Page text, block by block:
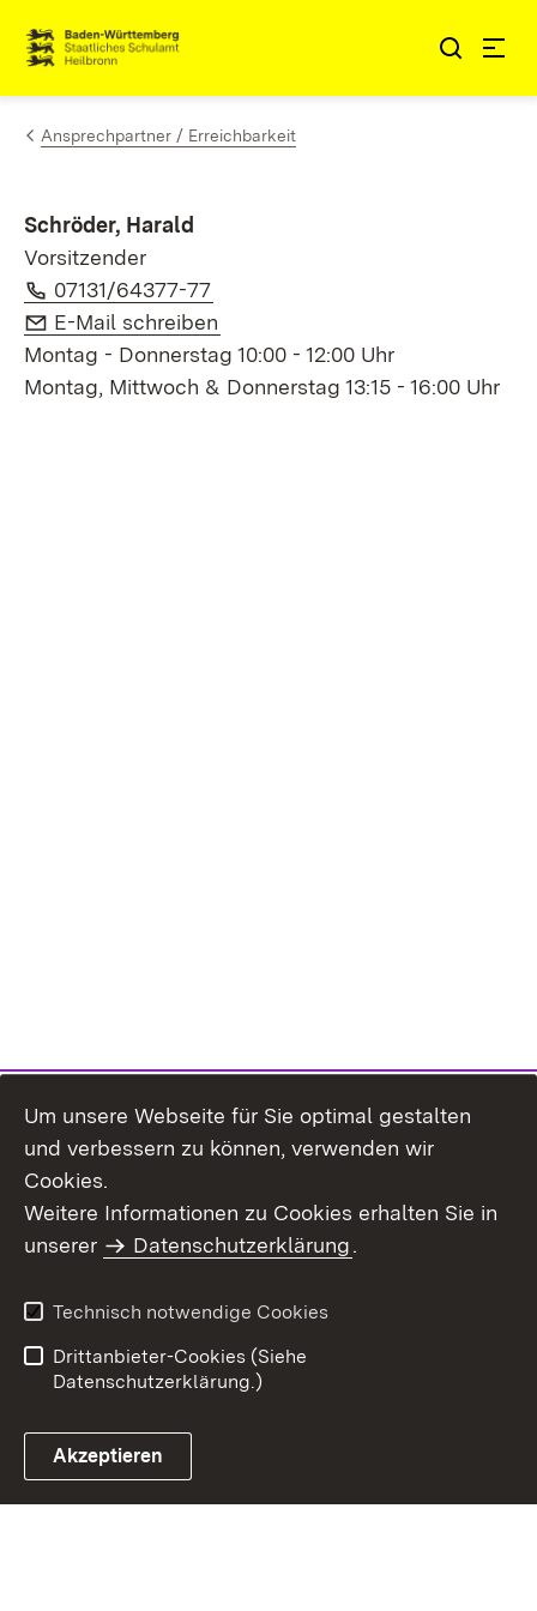
Zum Inhalt springen
Link zur Startseite
Ansprechpartner / Erreichbarkeit
Schröder, Harald
Vorsitzender
Telefon:
07131/64377-77
E-Mail:
E-Mail schreiben
Montag - Donnerstag 10:00 - 12:00 Uhr
Montag, Mittwoch & Donnerstag 13:15 - 16:00 Uhr
Benutzungshinweise
Erklärung zur
Um unsere Webseite für Sie optimal gestalten
und verbessern zu können, verwenden wir
Cookies.
Weitere Informationen zu Cookies erhalten Sie in
unserer
Datenschutzerklärung.
Technisch notwendige Cookies
Drittanbieter-Cookies (Siehe
Datenschutzerklärung.)
Akzeptieren